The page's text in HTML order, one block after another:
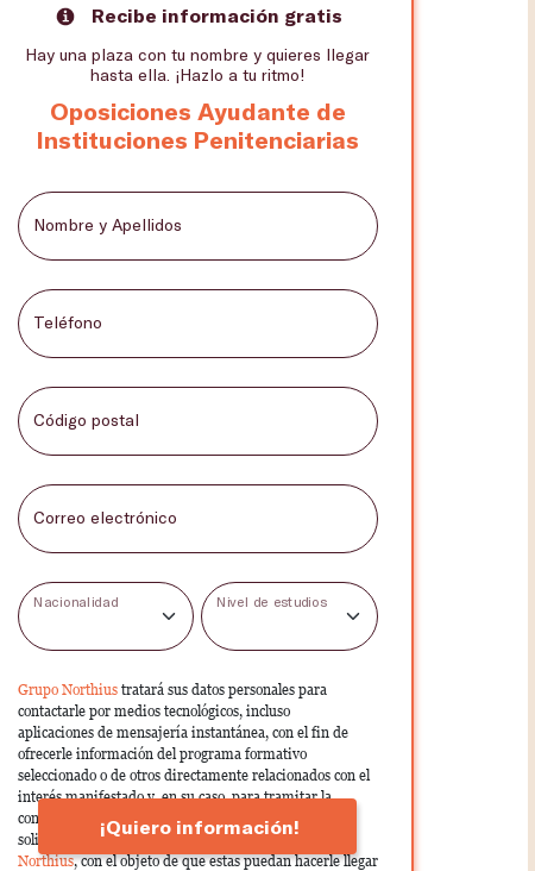
Recibe información gratis
Hay una plaza con tu nombre y quieres llegar
hasta ella. ¡Hazlo a tu ritmo!
Oposiciones Ayudante de
Instituciones Penitenciarias
Nombre y Apellidos
Teléfono
Código postal
Correo electrónico
Nacionalidad Nivel de estudios
Grupo Northius tratará sus datos personales para
contactarle por medios tecnológicos, incluso
aplicaciones de mensajería instantánea, con el fin de
ofrecerle información del programa formativo
seleccionado o de otros directamente relacionados con el
interés manifestado y, en su caso, para tramitar la
contratación correspondiente. Compartiremos su
solicitud con las empresas que conforman elGrupo
Northius, con el objeto de que estas puedan hacerle llegar
¡Quiero información!